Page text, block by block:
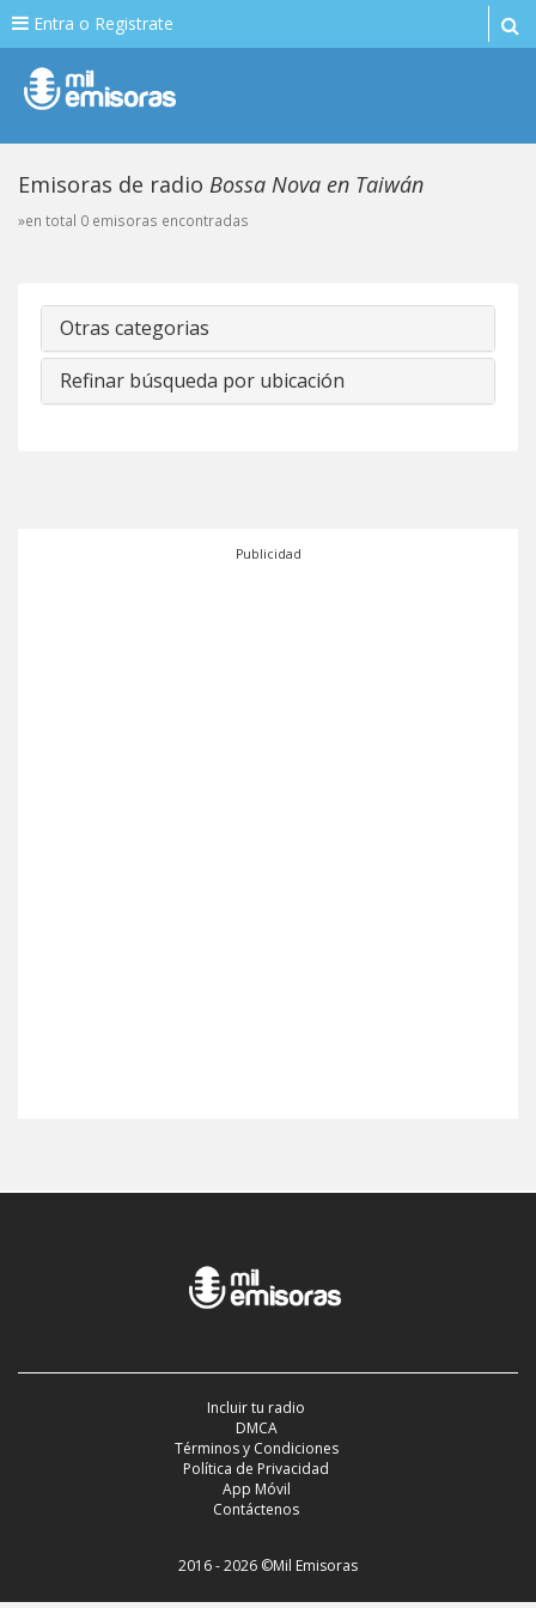
Entra o Registrate
Emisoras de radio Bossa Nova en Taiwán
»en total 0 emisoras encontradas
Otras categorias
Refinar búsqueda por ubicación
Publicidad
Incluir tu radio
DMCA
Términos y Condiciones
Política de Privacidad
App Móvil
Contáctenos
2016 - 2026 ©Mil Emisoras